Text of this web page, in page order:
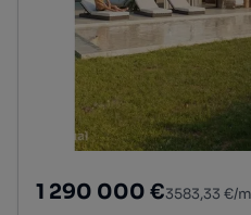
1 290 000 €3583,33 €/